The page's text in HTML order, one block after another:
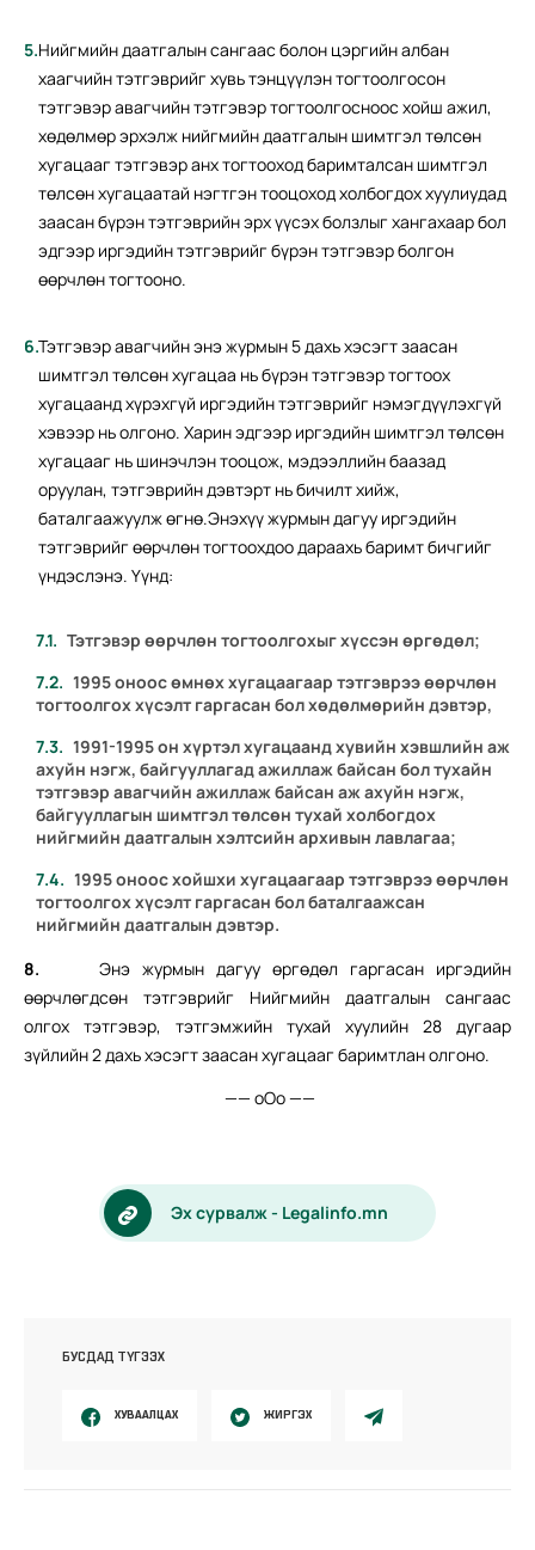
Нийгмийн даатгалын сангаас болон цэргийн албан
хаагчийн тэтгэврийг хувь тэнцүүлэн тогтоолгосон
тэтгэвэр авагчийн тэтгэвэр тогтоолгосноос хойш ажил,
хөдөлмөр эрхэлж нийгмийн даатгалын шимтгэл төлсөн
хугацааг тэтгэвэр анх тогтооход баримталсан шимтгэл
төлсөн хугацаатай нэгтгэн тооцоход холбогдох хуулиудад
заасан бүрэн тэтгэврийн эрх үүсэх болзлыг хангахаар бол
эдгээр иргэдийн тэтгэврийг бүрэн тэтгэвэр болгон
өөрчлөн тогтооно.
Тэтгэвэр авагчийн энэ журмын 5 дахь хэсэгт заасан
шимтгэл төлсөн хугацаа нь бүрэн тэтгэвэр тогтоох
хугацаанд хүрэхгүй иргэдийн тэтгэврийг нэмэгдүүлэхгүй
хэвээр нь олгоно. Харин эдгээр иргэдийн шимтгэл төлсөн
хугацааг нь шинэчлэн тооцож, мэдээллийн баазад
оруулан, тэтгэврийн дэвтэрт нь бичилт хийж,
баталгаажуулж өгнө.Энэхүү журмын дагуу иргэдийн
тэтгэврийг өөрчлөн тогтоохдоо дараахь баримт бичгийг
үндэслэнэ. Үүнд:
Тэтгэвэр өөрчлөн тогтоолгохыг хүссэн өргөдөл;
1995 оноос өмнөх хугацаагаар тэтгэврээ өөрчлөн
тогтоолгох хүсэлт гаргасан бол хөдөлмөрийн дэвтэр,
1991-1995 он хүртэл хугацаанд хувийн хэвшлийн аж
ахуйн нэгж, байгууллагад ажиллаж байсан бол тухайн
тэтгэвэр авагчийн ажиллаж байсан аж ахуйн нэгж,
байгууллагын шимтгэл төлсөн тухай холбогдох
нийгмийн даатгалын хэлтсийн архивын лавлагаа;
1995 оноос хойшхи хугацаагаар тэтгэврээ өөрчлөн
тогтоолгох хүсэлт гаргасан бол баталгаажсан
нийгмийн даатгалын дэвтэр.
8. Энэ журмын дагуу өргөдөл гаргасан иргэдийн
өөрчлөгдсөн тэтгэврийг Нийгмийн даатгалын сангаас
олгох тэтгэвэр, тэтгэмжийн тухай хуулийн 28 дугаар
зүйлийн 2 дахь хэсэгт заасан хугацааг баримтлан олгоно.
—— оОо ——
Эх сурвалж - Legalinfo.mn
БУСДАД ТҮГЭЭХ
ХУВААЛЦАХ ЖИРГЭХ